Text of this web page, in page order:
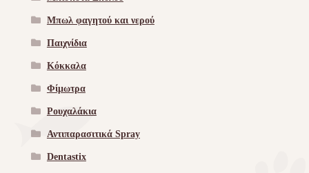
Μπωλ φαγητού και νερού
Παιχνίδια
Κόκκαλα
Φίμωτρα
Ρουχαλάκια
Αντιπαρασιτικά Spray
Dentastix